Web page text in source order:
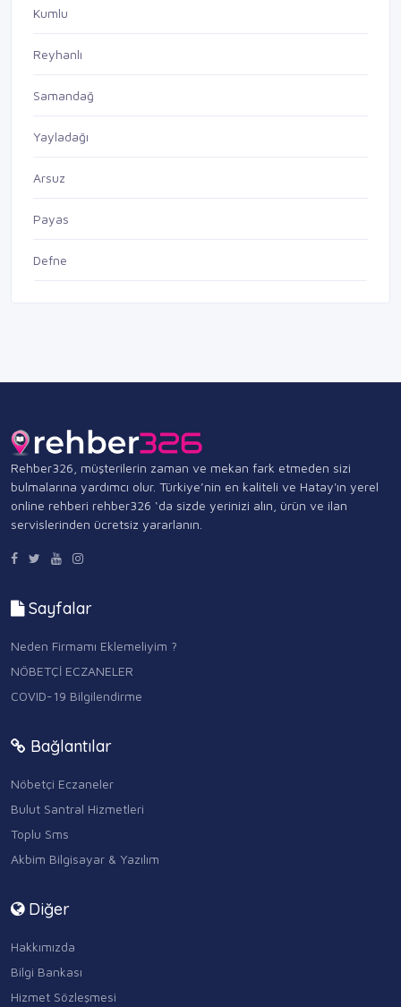
Kumlu
Reyhanlı
Samandağ
Yayladağı
Arsuz
Payas
Defne
Rehber326, müşterilerin zaman ve mekan fark etmeden sizi
bulmalarına yardımcı olur. Türkiye’nin en kaliteli ve Hatay'ın yerel
online rehberi rehber326 ‘da sizde yerinizi alın, ürün ve ilan
servislerinden ücretsiz yararlanın.
Sayfalar
Neden Firmamı Eklemeliyim ?
NÖBETÇİ ECZANELER
COVID-19 Bilgilendirme
Bağlantılar
Nöbetçi Eczaneler
Bulut Santral Hizmetleri
Toplu Sms
Akbim Bilgisayar & Yazılım
Diğer
Hakkımızda
Bilgi Bankası
Hizmet Sözleşmesi